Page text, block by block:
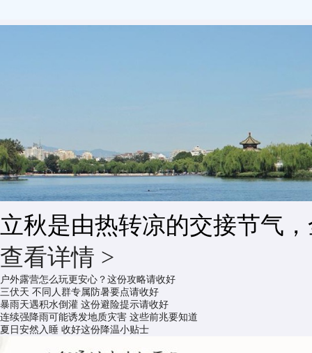
立秋是由热转凉的交接节气
查看详情 >
户外露营怎么玩更安心？这份攻略请收好
三伏天 不同人群专属防暑要点请收好
暴雨天遇积水倒灌 这份避险提示请收好
连续强降雨可能诱发地质灾害 这些前兆要知道
夏日安然入睡 收好这份降温小贴士